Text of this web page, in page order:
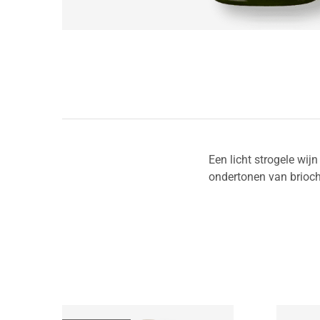
Een licht strogele
ondertonen van